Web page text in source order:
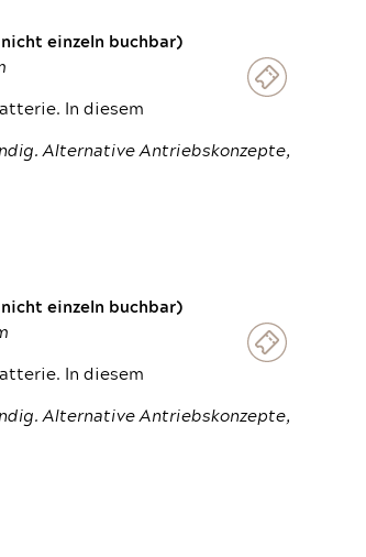
einzeln buchbar)
In diesem
Alternative Antriebskonzepte,
einzeln buchbar)
In diesem
Alternative Antriebskonzepte,